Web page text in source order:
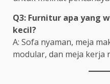
Q3: Furnitur apa yang
kecil?
A: Sofa nyaman, meja
modular, dan meja kerja